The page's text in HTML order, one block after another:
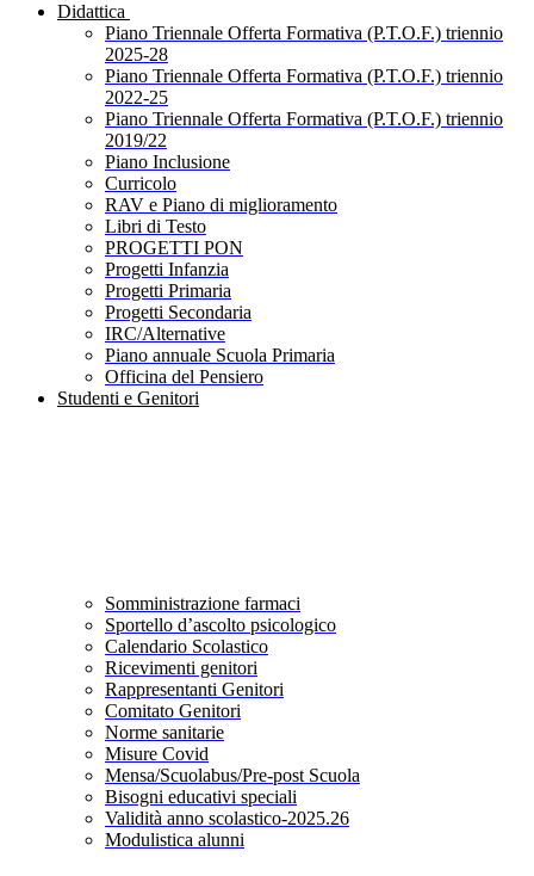
Didattica
Piano Triennale Offerta Formativa (P.T.O.F.) triennio
2025-28
Piano Triennale Offerta Formativa (P.T.O.F.) triennio
2022-25
Piano Triennale Offerta Formativa (P.T.O.F.) triennio
2019/22
Piano Inclusione
Curricolo
RAV e Piano di miglioramento
Libri di Testo
PROGETTI PON
Progetti Infanzia
Progetti Primaria
Progetti Secondaria
IRC/Alternative
Piano annuale Scuola Primaria
Officina del Pensiero
Studenti e Genitori
Somministrazione farmaci
Sportello d’ascolto psicologico
Calendario Scolastico
Ricevimenti genitori
Rappresentanti Genitori
Comitato Genitori
Norme sanitarie
Misure Covid
Mensa/Scuolabus/Pre-post Scuola
Bisogni educativi speciali
Validità anno scolastico-2025.26
Modulistica alunni